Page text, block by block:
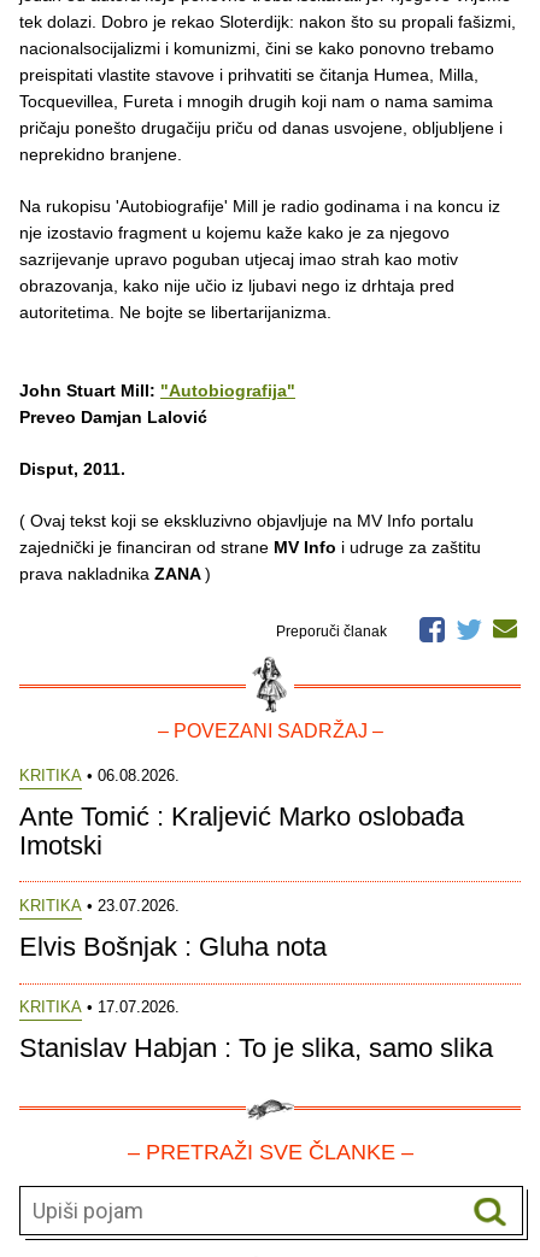
tek dolazi. Dobro je rekao Sloterdijk: nakon što su propali fašizmi,
nacionalsocijalizmi i komunizmi, čini se kako ponovno trebamo
preispitati vlastite stavove i prihvatiti se čitanja Humea, Milla,
Tocquevillea, Fureta i mnogih drugih koji nam o nama samima
pričaju ponešto drugačiju priču od danas usvojene, obljubljene i
neprekidno branjene.
Na rukopisu 'Autobiografije' Mill je radio godinama i na koncu iz
nje izostavio fragment u kojemu kaže kako je za njegovo
sazrijevanje upravo poguban utjecaj imao strah kao motiv
obrazovanja, kako nije učio iz ljubavi nego iz drhtaja pred
autoritetima. Ne bojte se libertarijanizma.
John Stuart Mill: "Autobiografija"
Preveo Damjan Lalović
Disput, 2011.
( Ovaj tekst koji se ekskluzivno objavljuje na MV Info portalu
zajednički je financiran od strane MV Info i udruge za zaštitu
prava nakladnika ZANA)
Preporuči članak
– POVEZANI SADRŽAJ –
KRITIKA • 06.08.2026.
Ante Tomić : Kraljević Marko oslobađa
Imotski
KRITIKA • 23.07.2026.
Elvis Bošnjak : Gluha nota
KRITIKA • 17.07.2026.
Stanislav Habjan : To je slika, samo slika
– PRETRAŽI SVE ČLANKE –